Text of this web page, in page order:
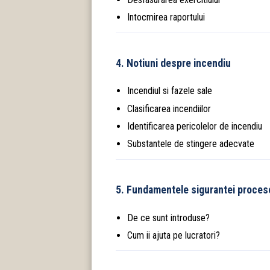
Intocmirea raportului
4. Notiuni despre incendiu
Incendiul si fazele sale
Clasificarea incendiilor
Identificarea pericolelor de incendiu
Substantele de stingere adecvate
5. Fundamentele sigurantei
De ce sunt introduse?
Cum ii ajuta pe lucratori?